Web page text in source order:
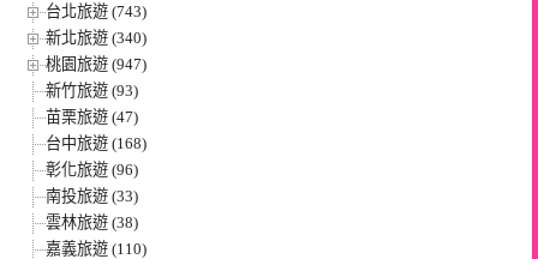
台北旅遊 (743)
新北旅遊 (340)
桃園旅遊 (947)
新竹旅遊 (93)
苗栗旅遊 (47)
台中旅遊 (168)
彰化旅遊 (96)
南投旅遊 (33)
雲林旅遊 (38)
嘉義旅遊 (110)